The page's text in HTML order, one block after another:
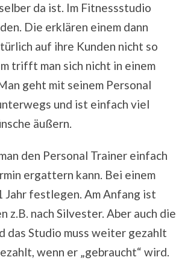
da ist. Im Fitnessstudio
Die erklären einem dann
auf ihre Kunden nicht so
trifft man sich nicht in einem
geht mit seinem Personal
und ist einfach viel
äußern.
den Personal Trainer einfach
ergattern kann. Bei einem
Jahr festlegen. Am Anfang ist
z.B. nach Silvester. Aber auch die
das Studio muss weiter gezahlt
wenn er „gebraucht“ wird.